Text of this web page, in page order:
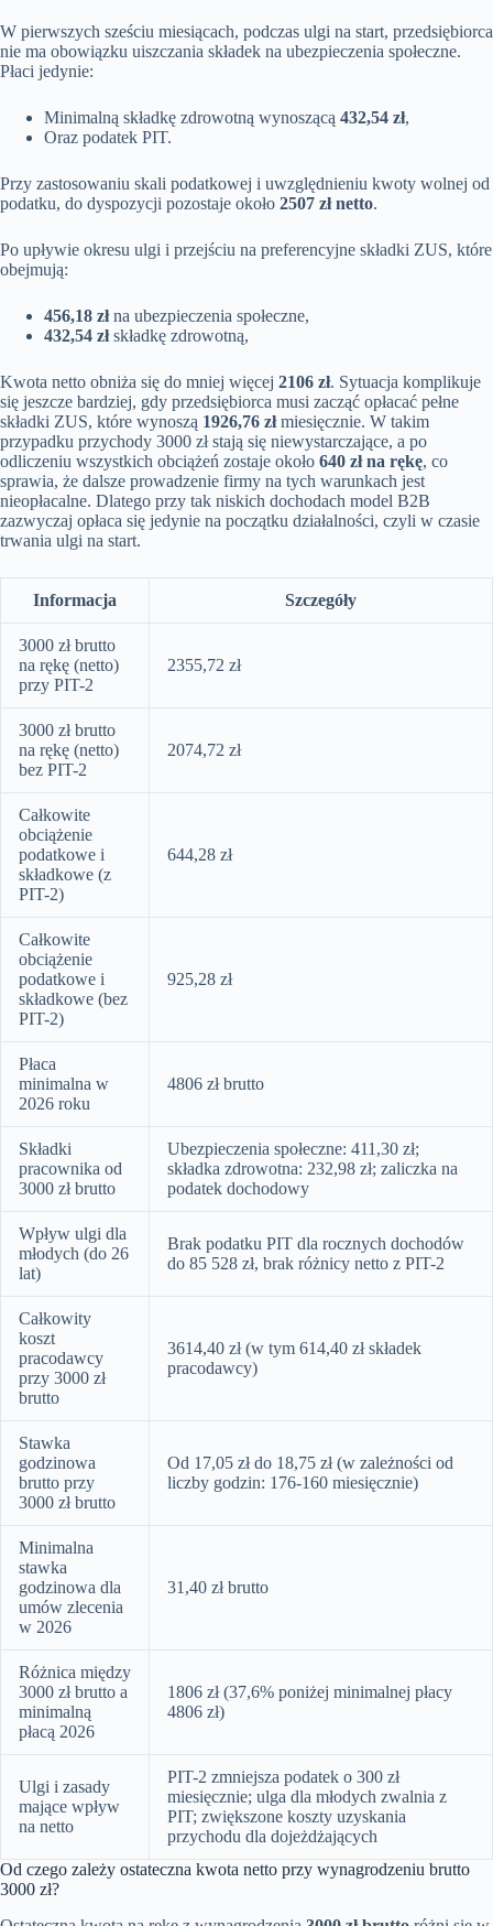
W pierwszych sześciu miesiącach, podczas ulgi na start, przedsiębiorca
nie ma obowiązku uiszczania składek na ubezpieczenia społeczne.
Płaci jedynie:
Minimalną składkę zdrowotną wynoszącą 432,54 zł,
Oraz podatek PIT.
Przy zastosowaniu skali podatkowej i uwzględnieniu kwoty wolnej od
podatku, do dyspozycji pozostaje około 2507 zł netto.
Po upływie okresu ulgi i przejściu na preferencyjne składki ZUS, które
obejmują:
456,18 złna ubezpieczenia społeczne,
432,54 złskładkę zdrowotną,
Kwota netto obniża się do mniej więcej 2106 zł. Sytuacja komplikuje
się jeszcze bardziej, gdy przedsiębiorca musi zacząć opłacać pełne
składki ZUS, które wynoszą 1926,76 złmiesięcznie. W takim
przypadku przychody 3000 zł stają się niewystarczające, a po
odliczeniu wszystkich obciążeń zostaje około 640 zł na rękę, co
sprawia, że dalsze prowadzenie firmy na tych warunkach jest
nieopłacalne. Dlatego przy tak niskich dochodach model B2B
zazwyczaj opłaca się jedynie na początku działalności, czyli w czasie
trwania ulgi na start.
Informacja Szczegóły
3000 zł brutto
na rękę (netto)
przy PIT-2
2355,72 zł
3000 zł brutto
na rękę (netto)
bez PIT-2
2074,72 zł
Całkowite
obciążenie
podatkowe i
składkowe (z
PIT-2)
644,28 zł
Całkowite
obciążenie
podatkowe i
składkowe (bez
PIT-2)
925,28 zł
Płaca
minimalna w
2026 roku
4806 zł brutto
Składki
pracownika od
3000 zł brutto
Ubezpieczenia społeczne: 411,30 zł;
składka zdrowotna: 232,98 zł; zaliczka na
podatek dochodowy
Wpływ ulgi dla
młodych (do 26
lat)
Brak podatku PIT dla rocznych dochodów
do 85 528 zł, brak różnicy netto z PIT-2
Całkowity
koszt
pracodawcy
przy 3000 zł
brutto
3614,40 zł (w tym 614,40 zł składek
pracodawcy)
Stawka
godzinowa
brutto przy
3000 zł brutto
Od 17,05 zł do 18,75 zł (w zależności od
liczby godzin: 176-160 miesięcznie)
Minimalna
stawka
godzinowa dla
umów zlecenia
w 2026
31,40 zł brutto
Różnica między
3000 zł brutto a
minimalną
płacą 2026
1806 zł (37,6% poniżej minimalnej płacy
4806 zł)
Ulgi i zasady
mające wpływ
na netto
PIT-2 zmniejsza podatek o 300 zł
miesięcznie; ulga dla młodych zwalnia z
PIT; zwiększone koszty uzyskania
przychodu dla dojeżdżających
Od czego zależy ostateczna kwota netto przy wynagrodzeniu brutto
3000 zł?